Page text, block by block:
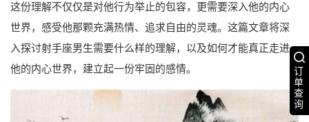
订
单
查
询
这份理解不仅仅是对他行为举止的包容，更需要深入他的内心
世界，感受他那颗充满热情、追求自由的灵魂。这篇文章将深
入探讨射手座男生需要什么样的理解，以及如何才能真正走进
他的内心世界，建立起一份牢固的感情。